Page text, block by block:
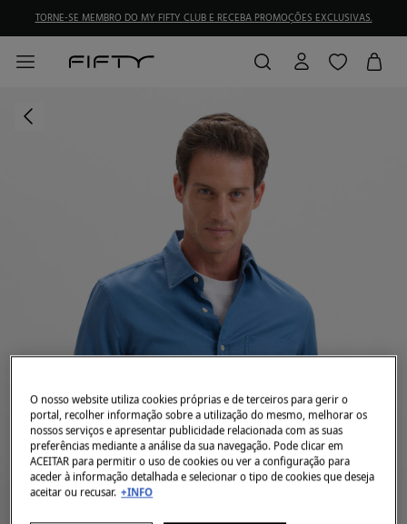
TORNE-SE MEMBRO DO MY FIFTY CLUB E RECEBA PROMOÇÕES EXCLUSIVAS.
O nosso website utiliza cookies próprias e de terceiros para gerir o
portal, recolher informação sobre a utilização do mesmo, melhorar os
nossos serviços e apresentar publicidade relacionada com as suas
preferências mediante a análise da sua navegação. Pode clicar em
ACEITAR para permitir o uso de cookies ou ver a configuração para
aceder à informação detalhada e selecionar o tipo de cookies que deseja
aceitar ou recusar. +INFO